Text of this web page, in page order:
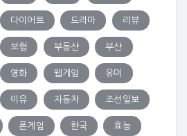
다이어트 드라마 리뷰
보험 부동산 부산
영화 웹게임 유머
이유 자동차 조선일보
폰게임 한국 효능